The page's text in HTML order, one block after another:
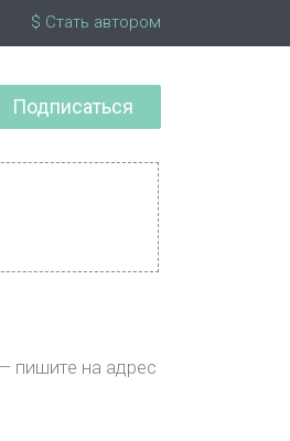
$ Стать автором
Подписаться
пишите на адрес